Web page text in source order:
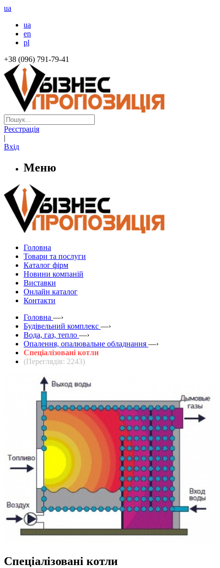
ua
ua
en
pl
+38 (096) 791-79-41
Реєстрація
|
Вхід
Меню
Головна
Товари та послуги
Каталог фірм
Новини компаній
Виставки
Онлайн каталог
Контакти
Головна —›
Будівельний комплекс —›
Вода, газ, тепло —›
Опалення, опалювальне обладнання —›
Cпеціалізовані котли
(Переглядів: 2243)
Cпеціалізовані котли